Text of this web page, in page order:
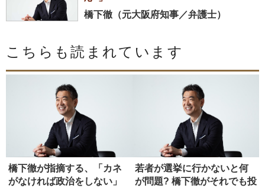
橋下徹（元大阪府知事／弁護士）
こちらも読まれています
橋下徹が指摘する、「カネ
がなければ政治をしない」
若者が選挙に行かないと何
が問題? 橋下徹がそれでも投